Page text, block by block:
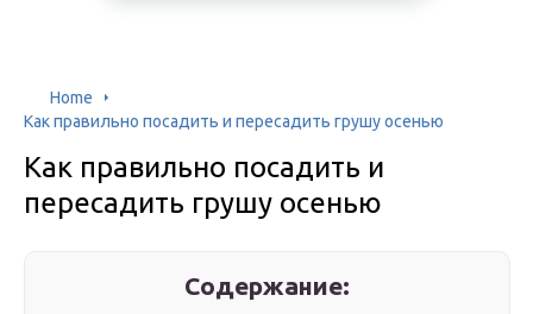
Home
Как правильно посадить и пересадить грушу осенью
Как правильно посадить и
пересадить грушу осенью
Содержание: